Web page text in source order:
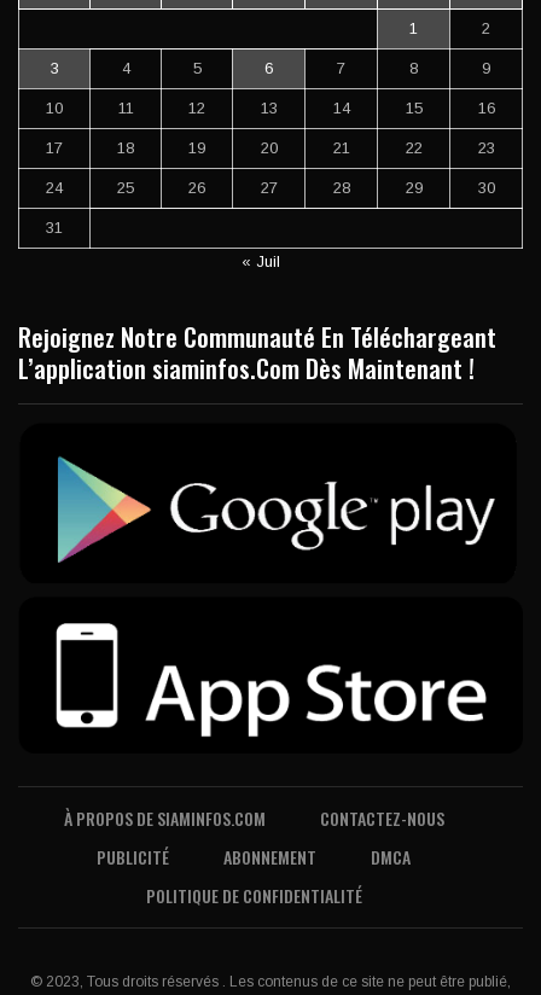
1 2
3 4 5 6 7 8 9
10 11 12 13 14 15 16
17 18 19 20 21 22 23
24 25 26 27 28 29 30
31
« Juil
Rejoignez Notre Communauté En Téléchargeant
L’application siaminfos.Com Dès Maintenant !
À PROPOS DE SIAMINFOS.COM
CONTACTEZ-NOUS
PUBLICITÉ
ABONNEMENT
DMCA
POLITIQUE DE CONFIDENTIALITÉ
© 2023, Tous droits réservés . Les contenus de ce site ne peut être publié,